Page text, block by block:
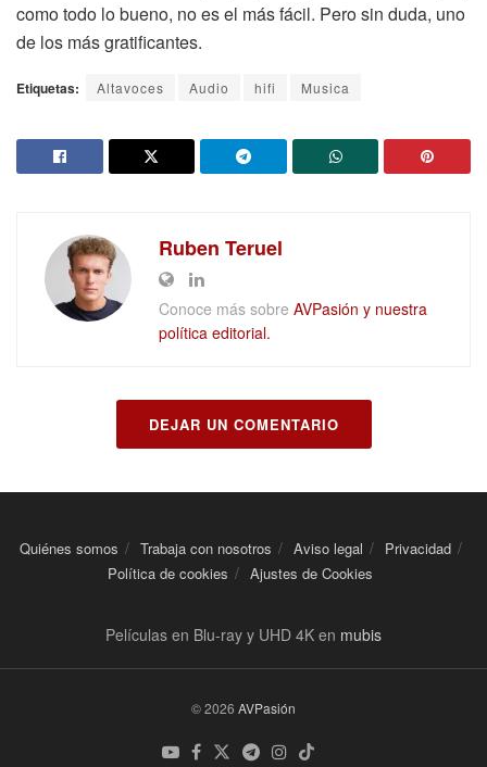
como todo lo bueno, no es el más fácil. Pero sin duda, uno
de los más gratificantes.
Etiquetas: Altavoces Audio hifi Musica
Ruben Teruel
Conoce más sobre AVPasión y nuestra
política editorial.
DEJAR UN COMENTARIO
Quiénes somos Trabaja con nosotros Aviso legal
Privacidad
Política de cookies
Ajustes de Cookies
Películas en Blu-ray y UHD 4K en mubis
© 2026 AVPasión